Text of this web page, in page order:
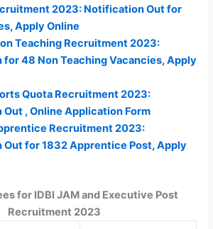
2023: Notification Out for
Apply Online
Teaching Recruitment 2023:
48 Non Teaching Vacancies, Apply
Quota Recruitment 2023:
, Online Application Form
Recruitment 2023:
for 1832 Apprentice Post, Apply
for IDBI JAM and Executive Post
Recruitment 2023